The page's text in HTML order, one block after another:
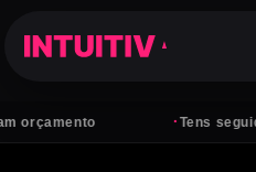
Tens seguidores,